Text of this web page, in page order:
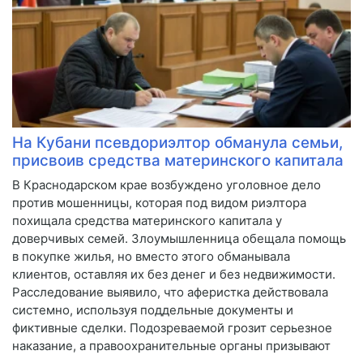
На Кубани псевдориэлтор обманула семьи,
присвоив средства материнского капитала
В Краснодарском крае возбуждено уголовное дело
против мошенницы, которая под видом риэлтора
похищала средства материнского капитала у
доверчивых семей. Злоумышленница обещала помощь
в покупке жилья, но вместо этого обманывала
клиентов, оставляя их без денег и без недвижимости.
Расследование выявило, что аферистка действовала
системно, используя поддельные документы и
фиктивные сделки. Подозреваемой грозит серьезное
наказание, а правоохранительные органы призывают